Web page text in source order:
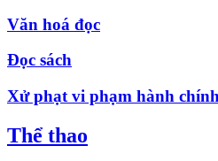
Văn hoá đọc
Đọc sách
Xử phạt vi phạm hành chính
Thể thao